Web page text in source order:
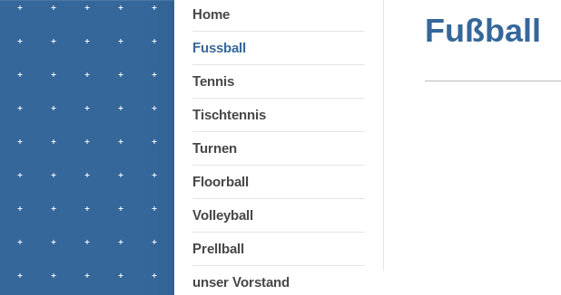
Home
Fussball
Tennis
Tischtennis
Turnen
Floorball
Volleyball
Prellball
unser Vorstand
Fußball